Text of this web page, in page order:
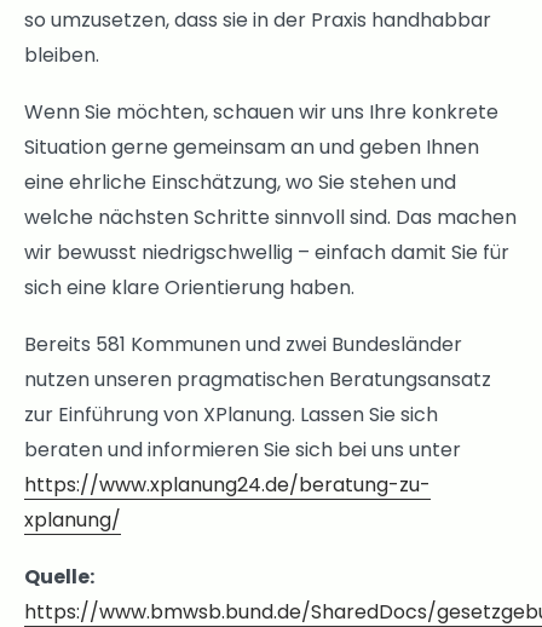
so umzusetzen, dass sie in der Praxis handhabbar
bleiben.
Wenn Sie möchten, schauen wir uns Ihre konkrete
Situation gerne gemeinsam an und geben Ihnen
eine ehrliche Einschätzung, wo Sie stehen und
welche nächsten Schritte sinnvoll sind. Das machen
wir bewusst niedrigschwellig – einfach damit Sie für
sich eine klare Orientierung haben.
Bereits 581 Kommunen und zwei Bundesländer
nutzen unseren pragmatischen Beratungsansatz
zur Einführung von XPlanung. Lassen Sie sich
beraten und informieren Sie sich bei uns unter
https://www.xplanung24.de/beratung-zu-
xplanung/
Quelle:
https://www.bmwsb.bund.de/SharedDocs/